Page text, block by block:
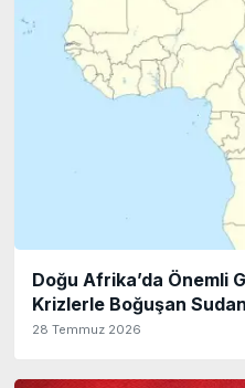
Doğu Afrika’da Önemli
Krizlerle Boğuşan
28 Temmuz 2026